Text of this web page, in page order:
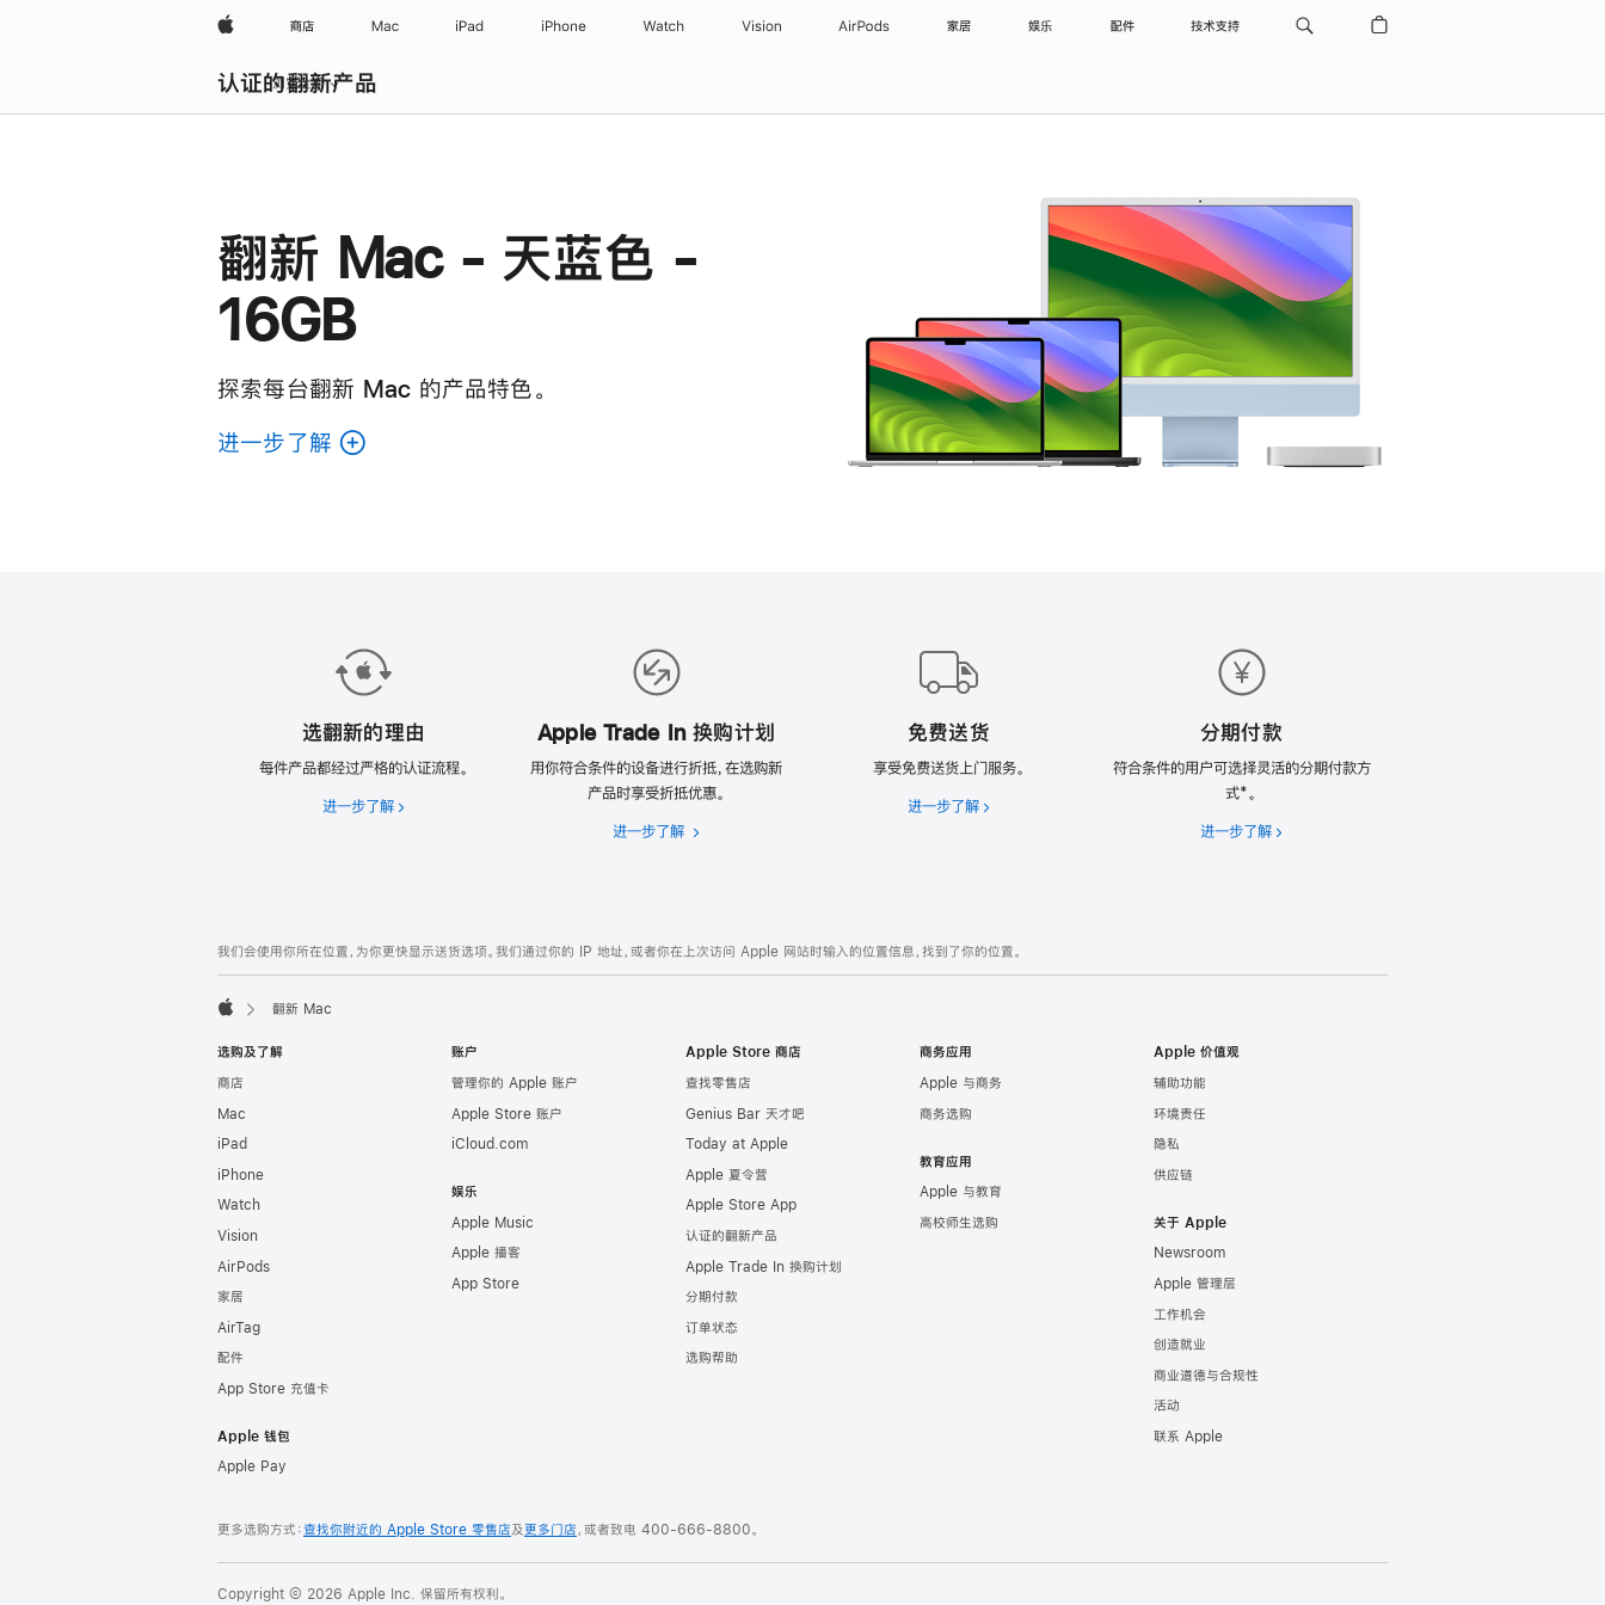
Apple 商店 Mac iPad iPhone Watch Vision AirPods 家居 娱乐 配件 技术支持
认证的翻新产品
浏览全部
翻新 Mac - 天蓝色 -
16GB
探索每台翻新 Mac 的产品特色。
进一步了解
Mac。
选翻新的理由
每件产品都经过严格的认证流程。
进一步了解选
Apple Trade In 换购计划
用你符合条件的设备进行折抵，在选购新
产品时享受折抵优惠。
进一步了解 Apple
计
划
免费送货
享受免费送货上门服务。
进一步了解免
分期付款
符合条件的用户可选择灵活的分期付款方
式*。
进一步了解分
页
脚
注
我们会使用你所在位置，为你更快显示送货选项。我们通过你的 IP 地址，或者你在上次访问 Apple 网站时输入的位置信息，找到了你的位置。
翻新 Mac
选购及了解
商店
Mac
iPad
iPhone
Watch
Vision
AirPods
家居
AirTag
配件
App Store 充值卡
Apple 钱包
Apple Pay
账户
管理你的 Apple 账户
Apple Store 账户
iCloud.com
娱乐
Apple Music
Apple 播客
App Store
Apple Store 商店
查找零售店
Genius Bar 天才吧
Today at Apple
Apple 夏令营
Apple Store App
认证的翻新产品
Apple Trade In 换购计划
分期付款
订单状态
选购帮助
商务应用
Apple 与商务
商务选购
教育应用
Apple 与教育
高校师生选购
Apple 价值观
辅助功能
环境责任
隐私
供应链
关于 Apple
Newsroom
Apple 管理层
工作机会
创造就业
商业道德与合规性
活动
联系 Apple
更多选购方式：查找你附近的 Apple Store 零售店及更多门店，或者致电 400-666-8800。
Copyright © 2026 Apple Inc. 保留所有权利。